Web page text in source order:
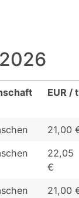
EUR / t
21,00
22,05
€
21,00